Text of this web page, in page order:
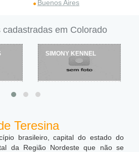
Buenos Aires
em Colorado
SIMONY KENNEL
Teresina
brasileiro, capital do estado do
da Região Nordeste que não se